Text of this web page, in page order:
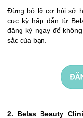
Đừng bỏ lỡ cơ hội sở
cực kỳ hấp dẫn từ
đăng ký ngay để
sắc của bạn.
2. Belas Beauty